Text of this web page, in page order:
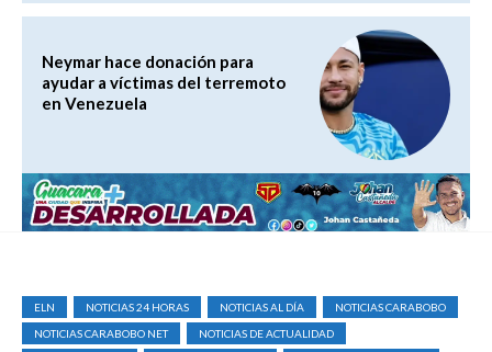
Neymar hace donación para
ayudar a víctimas del terremoto
en Venezuela
ELN NOTICIAS 24 HORAS NOTICIAS AL DÍA
NOTICIAS CARABOBO
NOTICIAS CARABOBO NET
NOTICIAS DE ACTUALIDAD